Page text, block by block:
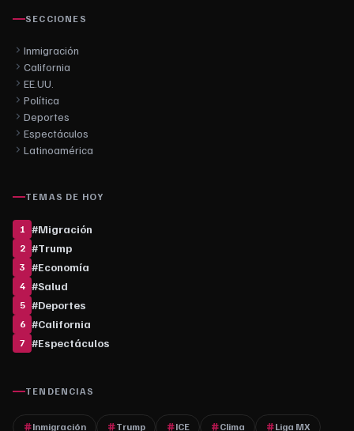
SECCIONES
Inmigración
California
EE.UU.
Política
Deportes
Espectáculos
Latinoamérica
TEMAS DE HOY
1 #Migración
2 #Trump
3 #Economía
4 #Salud
5 #Deportes
6 #California
7 #Espectáculos
TENDENCIAS
Inmigración Trump ICE Clima Liga MX